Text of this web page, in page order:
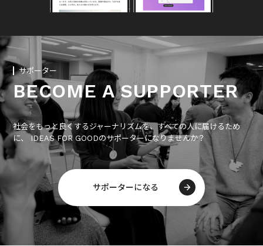
サポーター
BECOME A SUPPORTER
社会をもっと良くするジャーナリズムを、すべての人に届けるため
に、 IDEAS FOR GOODのサポーターになりませんか？
サポーターになる